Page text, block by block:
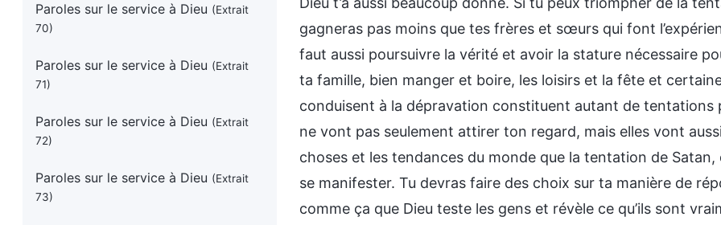
Paroles sur le service à Dieu (Extrait
70)
Paroles sur le service à Dieu (Extrait
71)
Paroles sur le service à Dieu (Extrait
72)
Paroles sur le service à Dieu (Extrait
73)